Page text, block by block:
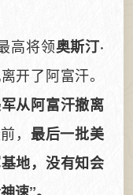
高将领奥斯汀·
开了阿富汗。
从阿富汗撤离
， 最后一批美
地，没有知会